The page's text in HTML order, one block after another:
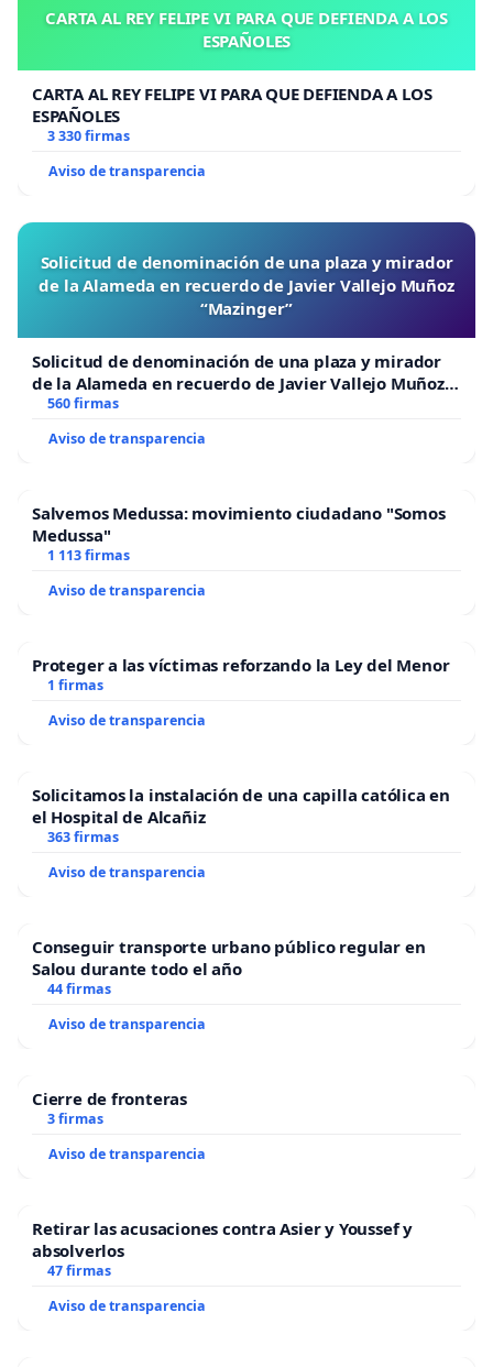
CARTA AL REY FELIPE VI PARA QUE DEFIENDA A LOS
ESPAÑOLES
CARTA AL REY FELIPE VI PARA QUE DEFIENDA A LOS
ESPAÑOLES
3 330 firmas
Aviso de transparencia
Solicitud de denominación de una plaza y mirador
de la Alameda en recuerdo de Javier Vallejo Muñoz
“Mazinger”
Solicitud de denominación de una plaza y mirador
de la Alameda en recuerdo de Javier Vallejo Muñoz
“Mazinger”
560 firmas
Aviso de transparencia
Salvemos Medussa: movimiento ciudadano "Somos
Medussa"
1 113 firmas
Aviso de transparencia
Proteger a las víctimas reforzando la Ley del Menor
1 firmas
Aviso de transparencia
Solicitamos la instalación de una capilla católica en
el Hospital de Alcañiz
363 firmas
Aviso de transparencia
Conseguir transporte urbano público regular en
Salou durante todo el año
44 firmas
Aviso de transparencia
Cierre de fronteras
3 firmas
Aviso de transparencia
Retirar las acusaciones contra Asier y Youssef y
absolverlos
47 firmas
Aviso de transparencia